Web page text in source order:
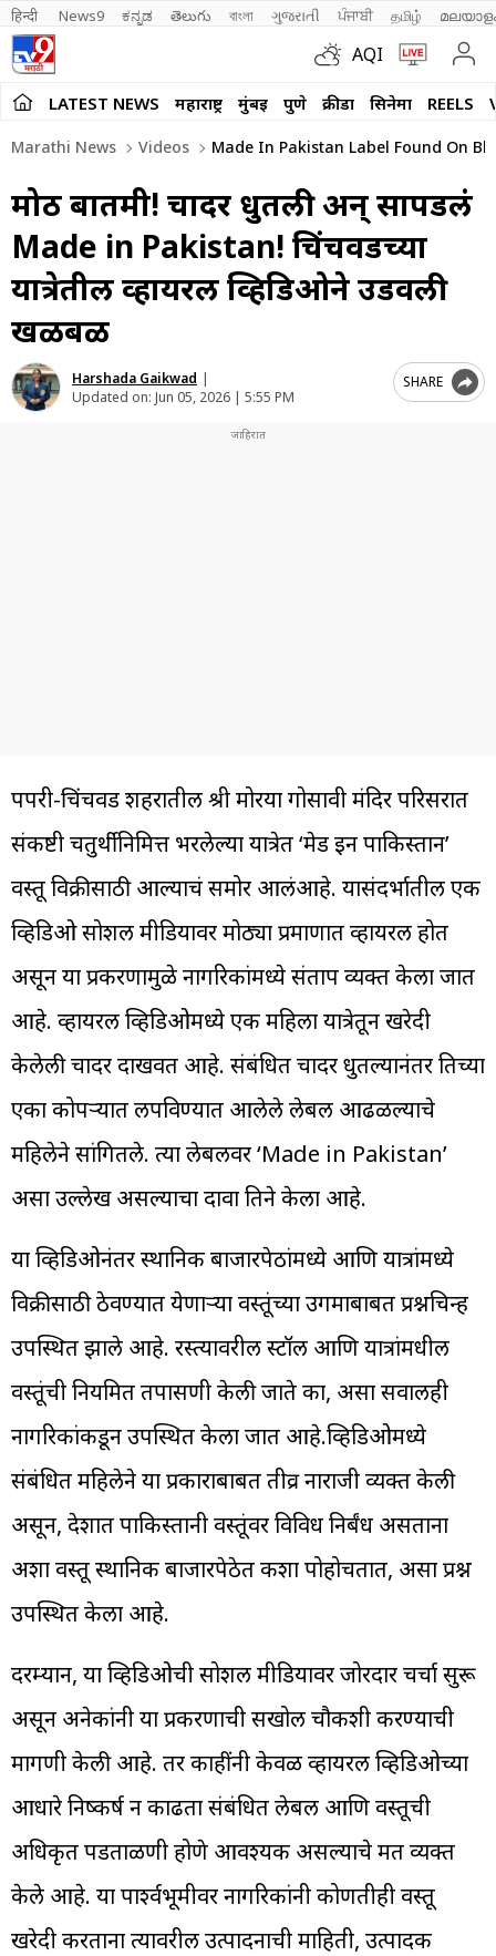
हिन्दी News9 ಕನ್ನಡ తెలుగు বাংলা ગુજરાતી ਪੰਜਾਬੀ தமிழ்
AQI
LATEST NEWS महाराष्ट्र मुंबई पुणे क्रीडा सिनेमा REELS
Marathi News Videos Made In Pakistan Label Found On
मोठी बातमी! चादर धुतली अन् सापडलं
Made in Pakistan! चिंचवडच्या
यात्रेतील व्हायरल व्हिडिओने उडवली
खळबळ
Harshada Gaikwad |
Updated on: Jun 05, 2026 | 5:55 PM
SHARE
पिंपरी-चिंचवड शहरातील श्री मोरया गोसावी मंदिर परिसरात
संकष्टी चतुर्थीनिमित्त भरलेल्या यात्रेत ‘मेड इन पाकिस्तान’
वस्तू विक्रीसाठी आल्याचं समोर आलंआहे. यासंदर्भातील एक
व्हिडिओ सोशल मीडियावर मोठ्या प्रमाणात व्हायरल होत
असून या प्रकरणामुळे नागरिकांमध्ये संताप व्यक्त केला जात
आहे. व्हायरल व्हिडिओमध्ये एक महिला यात्रेतून खरेदी
केलेली चादर दाखवत आहे. संबंधित चादर धुतल्यानंतर तिच्या
एका कोपऱ्यात लपविण्यात आलेले लेबल आढळल्याचे
महिलेने सांगितले. त्या लेबलवर ‘Made in Pakistan’
असा उल्लेख असल्याचा दावा तिने केला आहे.
या व्हिडिओनंतर स्थानिक बाजारपेठांमध्ये आणि यात्रांमध्ये
विक्रीसाठी ठेवण्यात येणाऱ्या वस्तूंच्या उगमाबाबत प्रश्नचिन्ह
उपस्थित झाले आहे. रस्त्यावरील स्टॉल आणि यात्रांमधील
वस्तूंची नियमित तपासणी केली जाते का, असा सवालही
नागरिकांकडून उपस्थित केला जात आहे.व्हिडिओमध्ये
संबंधित महिलेने या प्रकाराबाबत तीव्र नाराजी व्यक्त केली
असून, देशात पाकिस्तानी वस्तूंवर विविध निर्बंध असताना
अशा वस्तू स्थानिक बाजारपेठेत कशा पोहोचतात, असा प्रश्न
उपस्थित केला आहे.
दरम्यान, या व्हिडिओची सोशल मीडियावर जोरदार चर्चा सुरू
असून अनेकांनी या प्रकरणाची सखोल चौकशी करण्याची
मागणी केली आहे. तर काहींनी केवळ व्हायरल व्हिडिओच्या
आधारे निष्कर्ष न काढता संबंधित लेबल आणि वस्तूची
अधिकृत पडताळणी होणे आवश्यक असल्याचे मत व्यक्त
केले आहे. या पार्श्वभूमीवर नागरिकांनी कोणतीही वस्तू
खरेदी करताना त्यावरील उत्पादनाची माहिती, उत्पादक